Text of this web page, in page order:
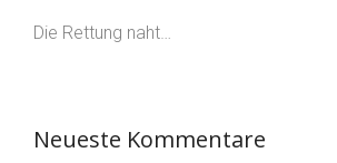
Die Rettung naht…
Neueste Kommentare